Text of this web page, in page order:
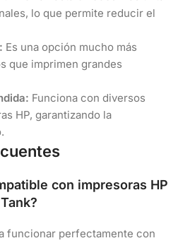
lo que permite reducir el
Es una opción mucho más
que imprimen grandes
Funciona con diversos
HP, garantizando la
con impresoras HP
funcionar perfectamente con